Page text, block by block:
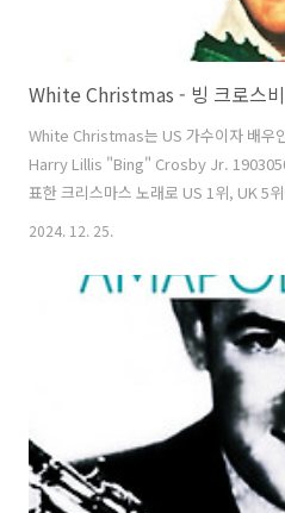
White Christmas - 빙 크로스
White Christmas는 US 가수이자 배우
Harry Lillis "Bing" Crosby Jr.
표한 크리스마스 노래로 US 1위, UK 5
올랐고 1945년과 1946년에도 정상에 올
1963년까지도 계속해서 100위권 안에
려 기네스 선정 세계에서 가장 많이 팔
Candle In The Wind 기록을 넘고 있다.
았다. RIAA 선정 '20세기 최고의 노래..
2024. 12. 25.